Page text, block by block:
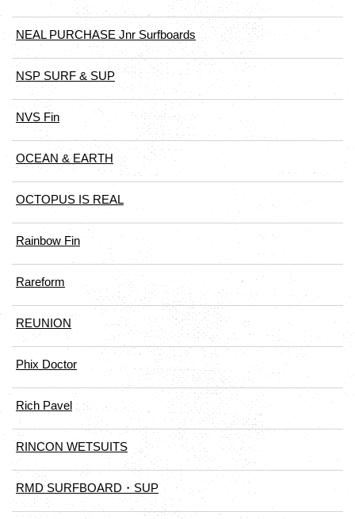
NEAL PURCHASE Jnr Surfboards
NSP SURF & SUP
NVS Fin
OCEAN & EARTH
OCTOPUS IS REAL
Rainbow Fin
Rareform
REUNION
Phix Doctor
Rich Pavel
RINCON WETSUITS
RMD SURFBOARD・SUP